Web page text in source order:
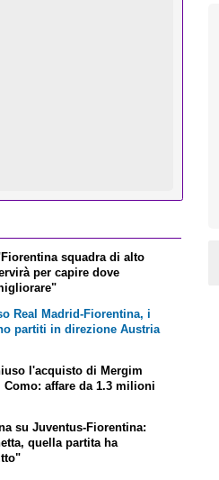
squadra di alto
per capire dove
Real Madrid-Fiorentina, i
partiti in direzione Austria
l'acquisto di Mergim
Como: affare da 1.3 milioni
su Juventus-Fiorentina:
quella partita ha